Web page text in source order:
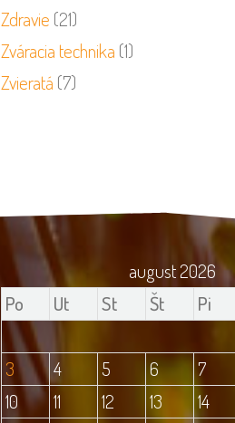
Zdravie (21)
Zváracia technika (1)
Zvieratá (7)
august 2026
Po
Ut St Št Pi
3
4 5 6 7
10
11 12 13 14